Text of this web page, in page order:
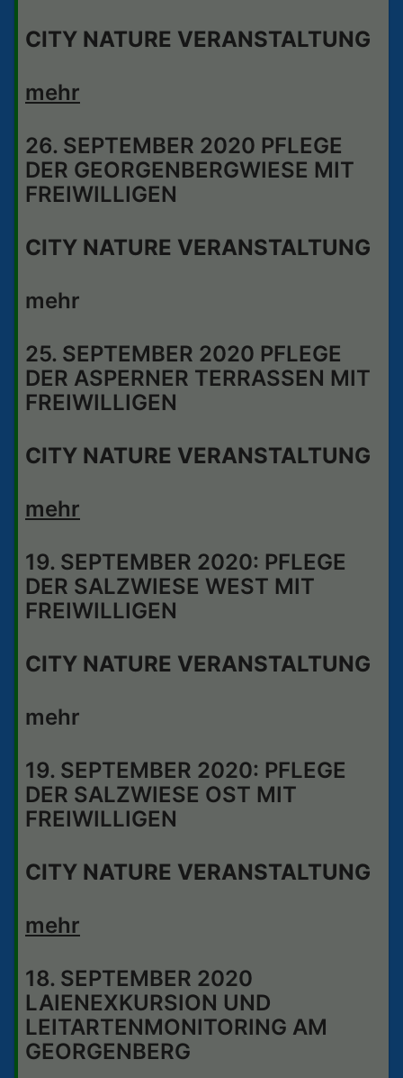
CITY NATURE VERANSTALTUNG
mehr
26. SEPTEMBER 2020 PFLEGE
DER GEORGENBERGWIESE MIT
FREIWILLIGEN
CITY NATURE VERANSTALTUNG
mehr
25. SEPTEMBER 2020 PFLEGE
DER ASPERNER TERRASSEN MIT
FREIWILLIGEN
CITY NATURE VERANSTALTUNG
mehr
19. SEPTEMBER 2020: PFLEGE
DER SALZWIESE WEST MIT
FREIWILLIGEN
CITY NATURE VERANSTALTUNG
mehr
19. SEPTEMBER 2020: PFLEGE
DER SALZWIESE OST MIT
FREIWILLIGEN
CITY NATURE VERANSTALTUNG
mehr
18. SEPTEMBER 2020
LAIENEXKURSION UND
LEITARTENMONITORING AM
GEORGENBERG